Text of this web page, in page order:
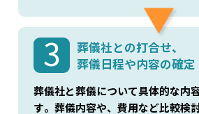
3
葬儀社との打合せ、
葬儀日程や内容の確定
葬儀社と葬儀について具体的な内
す。葬儀内容や、費用など比較検